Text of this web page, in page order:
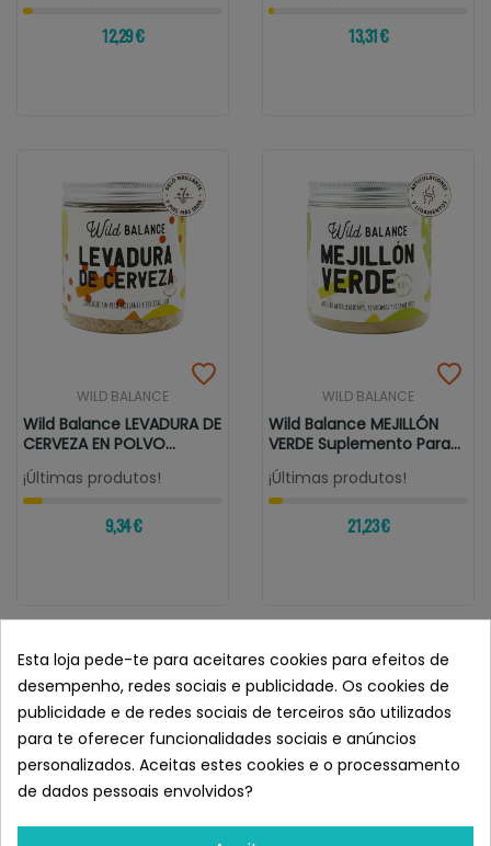
12,29 € 13,31 €
WILD BALANCE
Wild Balance LEVADURA DE
CERVEZA EN POLVO
Suplemento...
¡Últimas produtos!
9,34 €
WILD BALANCE
Wild Balance MEJILLÓN
VERDE Suplemento Para
Perros Y...
¡Últimas produtos!
21,23 €
Esta loja pede-te para aceitares cookies para efeitos de
desempenho, redes sociais e publicidade. Os cookies de
publicidade e de redes sociais de terceiros são utilizados
para te oferecer funcionalidades sociais e anúncios
personalizados. Aceitas estes cookies e o processamento
de dados pessoais envolvidos?